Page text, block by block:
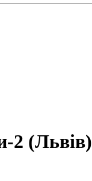
2 (Львів)